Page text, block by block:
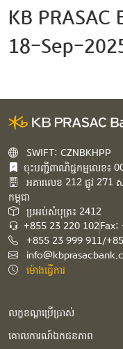
KB PRASAC
18-Sep-
SWIFT: CZNBKHPP
ចុះបញ្ជីពាណិជ្ជកម្មលេខ៖
អគារ​លេខ​ 212 ផ្លូវ 271
កម្ពុជា​
ប្រអប់សំបុត្រ៖ 2412
+855 23 220 102Fax:
+855 23 999 911/
ម៉ោងធ្វើការ
លក្ខខណ្ឌប្រើប្រាស់
គោលការណ៍ឯកជនភាព